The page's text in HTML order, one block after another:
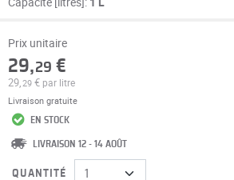
Prix unitaire
29,29 €
29,29 € par litre
Livraison gratuite
EN STOCK
LIVRAISON 12 - 14 AOÛT
QUANTITÉ